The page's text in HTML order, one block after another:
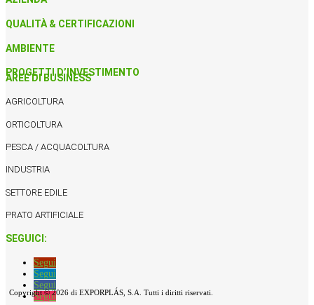
QUALITÀ & CERTIFICAZIONI
AMBIENTE
PROGETTI D’INVESTIMENTO
AREE DI BUSINESS
AGRICOLTURA
ORTICOLTURA
PESCA / ACQUACOLTURA
INDUSTRIA
SETTORE EDILE
PRATO ARTIFICIALE
SEGUICI:
Segui
Segui
Segui
Segui
Copyright © 2026 di EXPORPLÁS, S.A. Tutti i diritti riservati.